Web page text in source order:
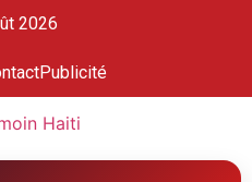
2026
Publicité